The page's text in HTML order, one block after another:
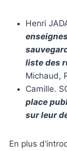
Henri
liste des
Michaud,
Camille.
place
sur leur
En plus